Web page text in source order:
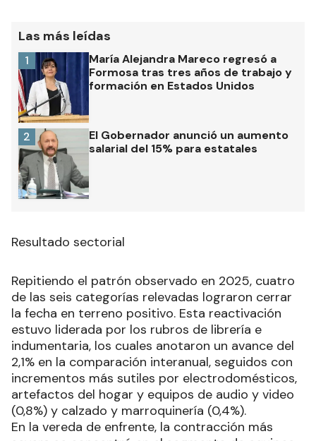
Las más leídas
María Alejandra Mareco regresó a
Formosa tras tres años de trabajo y
formación en Estados Unidos
1
El Gobernador anunció un aumento
salarial del 15% para estatales
2
Resultado sectorial
Repitiendo el patrón observado en 2025, cuatro
de las seis categorías relevadas lograron cerrar
la fecha en terreno positivo. Esta reactivación
estuvo liderada por los rubros de librería e
indumentaria, los cuales anotaron un avance del
2,1% en la comparación interanual, seguidos con
incrementos más sutiles por electrodomésticos,
artefactos del hogar y equipos de audio y video
(0,8%) y calzado y marroquinería (0,4%).
En la vereda de enfrente, la contracción más